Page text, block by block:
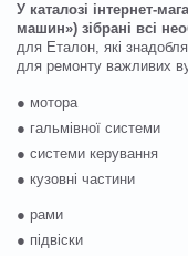
У каталозі інтернет-
машин») зібрані всі
для Еталон, які
для ремонту важливих
● мотора
● гальмівної системи
● системи керування
● кузовні частини
● рами
● підвіски